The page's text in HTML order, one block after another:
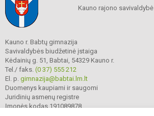
Kauno rajono savivaldybė
Kauno r. Babtų gimnazija
Savivaldybės biudžetinė įstaiga
Kėdainių g. 51, Babtai, 54329 Kauno r.
Tel./ faks. (0 37) 555 212
El. p. gimnazija@babtai.lm.lt
Duomenys kaupiami ir saugomi
Juridinių asmenų registre
Įmonės kodas 191089878